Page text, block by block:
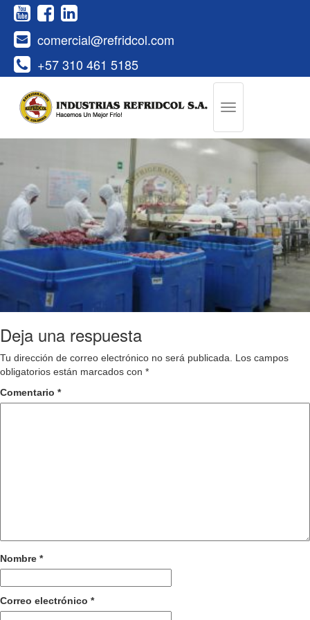
+57 310 461 5185
comercial@refridcol.com
Deja una respuesta
Tu dirección de correo electrónico no será publicada.
Los campos
obligatorios están marcados con *
Comentario *
Nombre *
Correo electrónico *